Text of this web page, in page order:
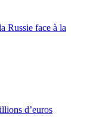
Russie face à la
d’euros